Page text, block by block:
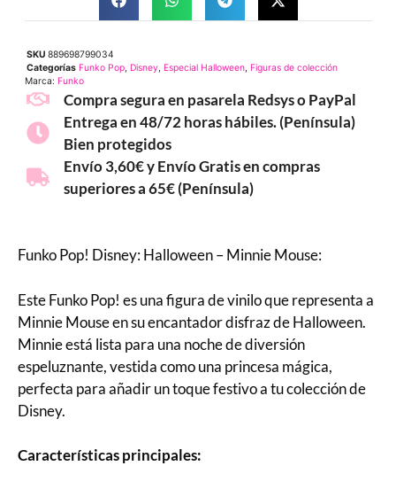
SKU 889698799034
Categorías Funko Pop, Disney, Especial Halloween, Figuras de colección
Marca: Funko
Compra segura en pasarela Redsys o PayPal
Entrega en 48/72 horas hábiles. (Península)
Bien protegidos
Envío 3,60€ y Envío Gratis en compras
superiores a 65€ (Península)
Funko Pop! Disney: Halloween – Minnie Mouse:
Este Funko Pop! es una figura de vinilo que representa a
Minnie Mouse en su encantador disfraz de Halloween.
Minnie está lista para una noche de diversión
espeluznante, vestida como una princesa mágica,
perfecta para añadir un toque festivo a tu colección de
Disney.
Características principales: